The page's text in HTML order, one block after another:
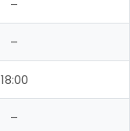
–
–
18:00
–